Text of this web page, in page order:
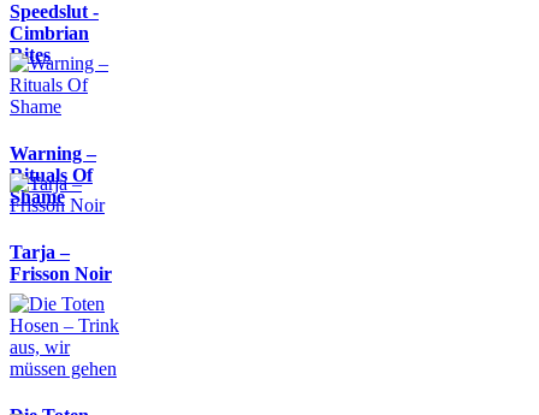
Speedslut -
Cimbrian
Rites
Warning –
Rituals Of
Shame
Tarja –
Frisson Noir